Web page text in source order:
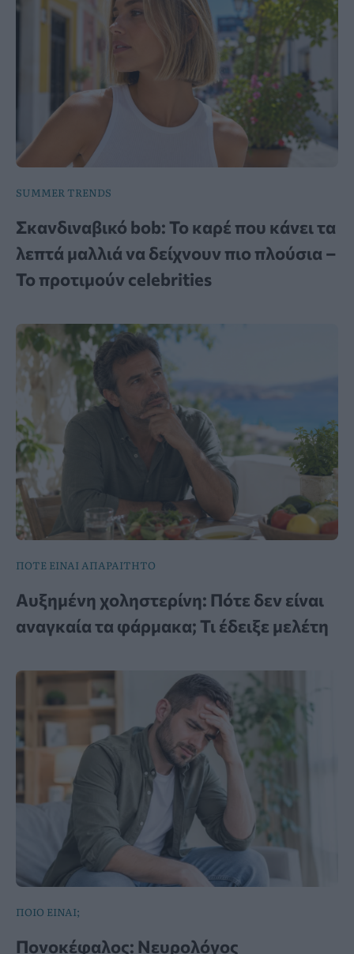
SUMMER TRENDS
Σκανδιναβικό bob: Το καρέ που κάνει τα
λεπτά μαλλιά να δείχνουν πιο πλούσια –
Το προτιμούν celebrities
ΠΟΤΕ ΕΙΝΑΙ ΑΠΑΡΑΙΤΗΤΟ
Αυξημένη χοληστερίνη: Πότε δεν είναι
αναγκαία τα φάρμακα; Τι έδειξε μελέτη
ΠΟΙΟ ΕΙΝΑΙ;
Πονοκέφαλος: Νευρολόγος